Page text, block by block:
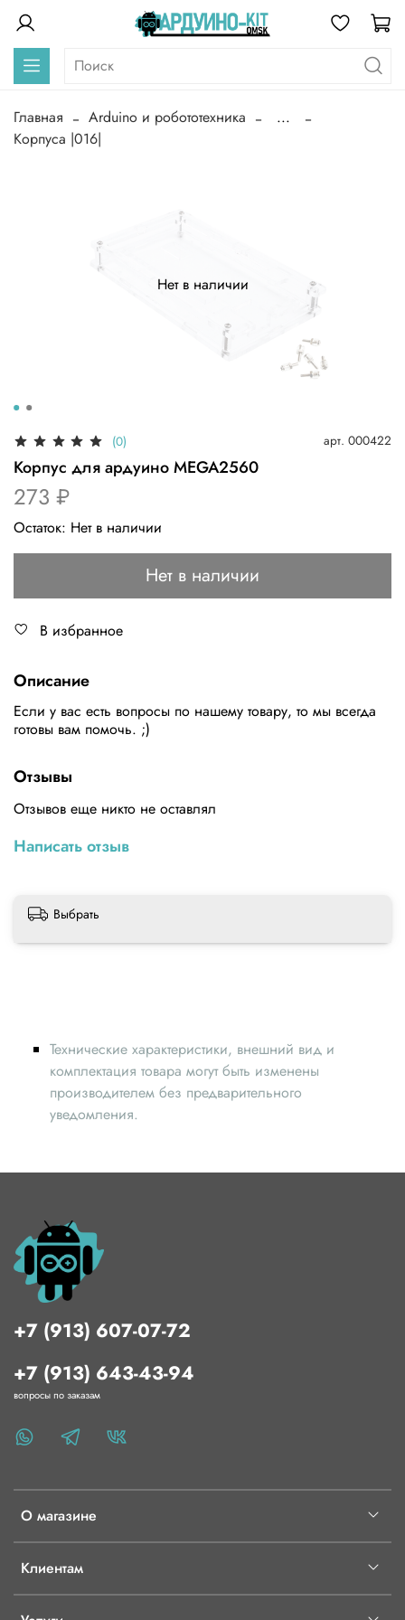
Главная Arduino и робототехника
...
Корпуса |016|
Нет в наличии
(0) арт. 000422
Корпус для ардуино MEGA2560
273 ₽
Остаток: Нет в наличии
Нет в наличии
В избранное
Описание
Если у вас есть вопросы по нашему товару, то мы всегда
готовы вам помочь. ;)
Отзывы
Отзывов еще никто не оставлял
Написать отзыв
Выбрать
Технические характеристики, внешний вид и
комплектация товара могут быть изменены
производителем без предварительного
уведомления.
О магазине
Клиентам
+7 (913) 607-07-72
+7 (913) 643-43-94
вопросы по заказам